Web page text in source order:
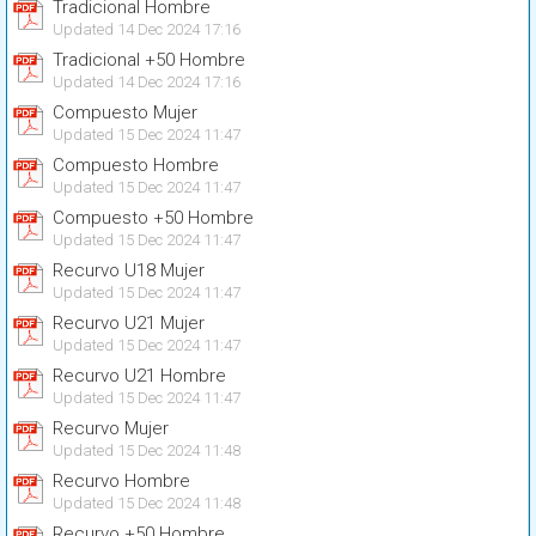
Tradicional Hombre
Updated 14 Dec 2024 17:16
Tradicional +50 Hombre
Updated 14 Dec 2024 17:16
Compuesto Mujer
Updated 15 Dec 2024 11:47
Compuesto Hombre
Updated 15 Dec 2024 11:47
Compuesto +50 Hombre
Updated 15 Dec 2024 11:47
Recurvo U18 Mujer
Updated 15 Dec 2024 11:47
Recurvo U21 Mujer
Updated 15 Dec 2024 11:47
Recurvo U21 Hombre
Updated 15 Dec 2024 11:47
Recurvo Mujer
Updated 15 Dec 2024 11:48
Recurvo Hombre
Updated 15 Dec 2024 11:48